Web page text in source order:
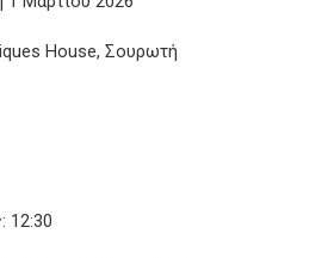
House, Σουρωτή
: 12:30